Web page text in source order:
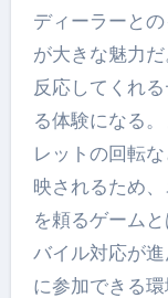
ディーラーとの
が大きな魅力
反応してくれ
る体験になる
レットの回転
映されるため、
を頼るゲーム
バイル対応が
に参加できる環